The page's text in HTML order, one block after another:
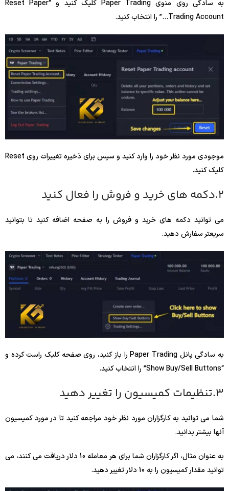
به سادگی روی منوی Paper Trading کلیک کنید و “Reset Paper
Trading Account…” را انتخاب کنید.
موجودی مورد نظر خود را وارد کنید و سپس برای ذخیره تغییرات روی Reset
کلیک کنید.
2.دکمه های خرید و فروش را فعال کنید
می توانید دکمه های خرید و فروش را به صفحه اضافه کنید تا بتوانید
سریعتر سفارش دهید.
به سادگی پانل Paper Trading را باز کنید، روی صفحه کلیک راست کرده و
“Show Buy/Sell Buttons” را انتخاب کنید.
3.تنظیمات کمیسیون را تغییر دهید
شما می توانید به کارگزاران مورد نظر خود مراجعه کنید تا در مورد کمیسیون
آنها بیشتر بدانید.
به عنوان مثال، اگر کارگزاران شما برای هر معامله 10 دلار دریافت می کنند، می
توانید مقدار کمیسیون را به 10 دلار تغییر دهید.